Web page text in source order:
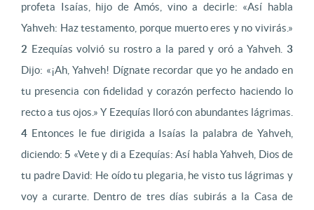
profeta Isaías, hijo de Amós, vino a decirle: «Así habla
Yahveh: Haz testamento, porque muerto eres y no vivirás.»
2 Ezequías volvió su rostro a la pared y oró a Yahveh. 3
Dijo: «¡Ah, Yahveh! Dígnate recordar que yo he andado en
tu presencia con fidelidad y corazón perfecto haciendo lo
recto a tus ojos.» Y Ezequías lloró con abundantes lágrimas.
4 Entonces le fue dirigida a Isaías la palabra de Yahveh,
diciendo:5 «Vete y di a Ezequías: Así habla Yahveh, Dios de
tu padre David: He oído tu plegaria, he visto tus lágrimas y
voy a curarte. Dentro de tres días subirás a la Casa de